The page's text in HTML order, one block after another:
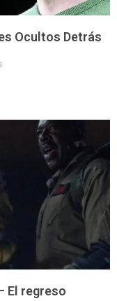
Ocultos Detrás
El regreso